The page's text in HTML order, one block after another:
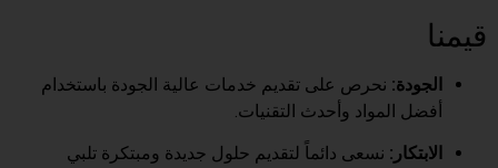
قيمنا
الجودة: نحرص على تقديم خدمات عالية الجودة باستخدام
أفضل المواد وأحدث التقنيات.
الابتكار: نسعى دائماً لتقديم حلول جديدة ومبتكرة تلبي